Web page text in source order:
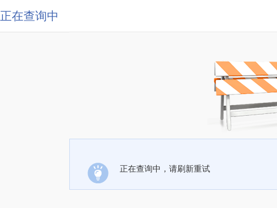
正在查询中
正在查询中，请刷新重试